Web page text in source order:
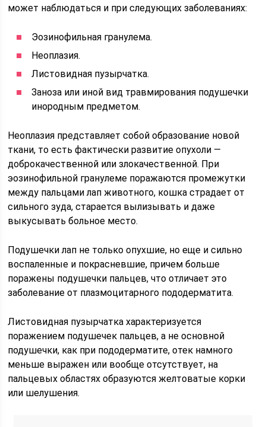
может наблюдаться и при следующих заболеваниях:
Эозинофильная гранулема.
Неоплазия.
Листовидная пузырчатка.
Заноза или иной вид травмирования подушечки
инородным предметом.
Неоплазия представляет собой образование новой
ткани, то есть фактически развитие опухоли —
доброкачественной или злокачественной. При
эозинофильной гранулеме поражаются промежутки
между пальцами лап животного, кошка страдает от
сильного зуда, старается вылизывать и даже
выкусывать больное место.
Подушечки лап не только опухшие, но еще и сильно
воспаленные и покрасневшие, причем больше
поражены подушечки пальцев, что отличает это
заболевание от плазмоцитарного пододерматита.
Листовидная пузырчатка характеризуется
поражением подушечек пальцев, а не основной
подушечки, как при пододерматите, отек намного
меньше выражен или вообще отсутствует, на
пальцевых областях образуются желтоватые корки
или шелушения.